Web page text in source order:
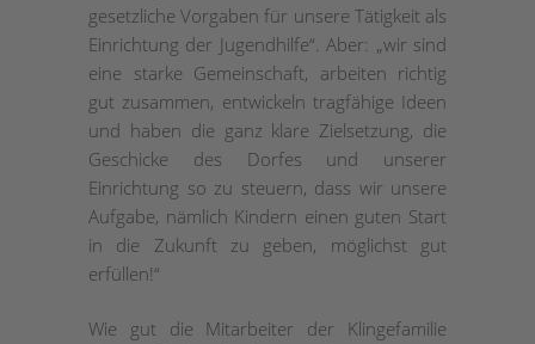
gesetzliche Vorgaben für unsere Tätigkeit als
Einrichtung der Jugendhilfe“. Aber: „wir sind
eine starke Gemeinschaft, arbeiten richtig
gut zusammen, entwickeln tragfähige Ideen
und haben die ganz klare Zielsetzung, die
Geschicke des Dorfes und unserer
Einrichtung so zu steuern, dass wir unsere
Aufgabe, nämlich Kindern einen guten Start
in die Zukunft zu geben, möglichst gut
erfüllen!“
Wie gut die Mitarbeiter der Klingefamilie